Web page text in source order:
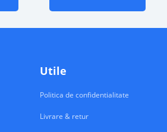
Utile
Politica de confidentialitate
Livrare & retur